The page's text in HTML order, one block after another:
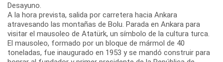
Desayuno.
A la hora prevista, salida por carretera hacia Ankara
atravesando las montañas de Bolu. Parada en Ankara para
visitar el mausoleo de Atatürk, un símbolo de la cultura turca.
El mausoleo, formado por un bloque de mármol de 40
toneladas, fue inaugurado en 1953 y se mandó construir para